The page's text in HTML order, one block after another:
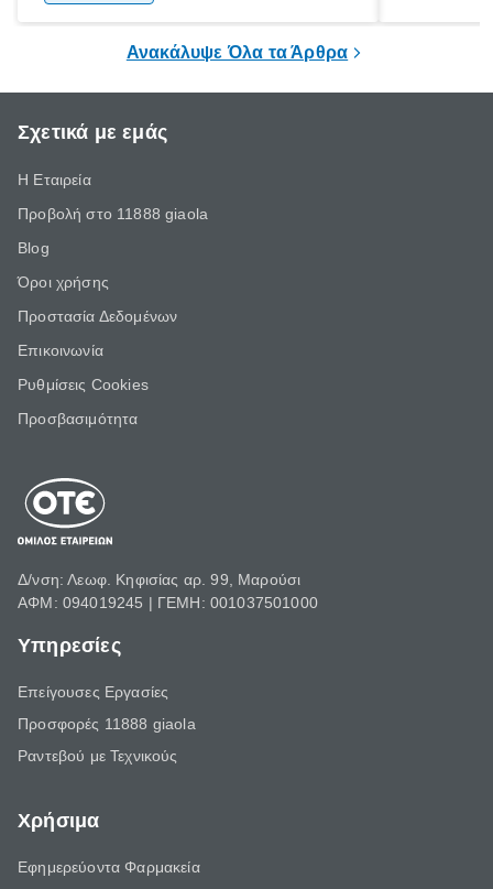
Ανακάλυψε Όλα τα Άρθρα
Σχετικά με εμάς
Η Εταιρεία
Προβολή στο 11888 giaola
Blog
Όροι χρήσης
Προστασία Δεδομένων
Επικοινωνία
Ρυθμίσεις Cookies
Προσβασιμότητα
Δ/νση: Λεωφ. Κηφισίας αρ. 99, Μαρούσι
ΑΦΜ: 094019245 | ΓΕΜΗ: 001037501000
Υπηρεσίες
Επείγουσες Εργασίες
Προσφορές 11888 giaola
Ραντεβού με Τεχνικούς
Χρήσιμα
Εφημερεύοντα Φαρμακεία